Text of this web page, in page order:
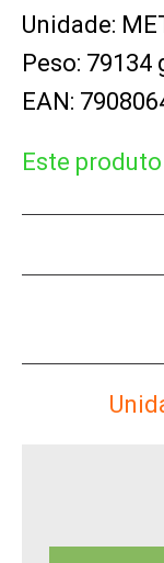
Unidade:
Peso: 79134
EAN:
Este